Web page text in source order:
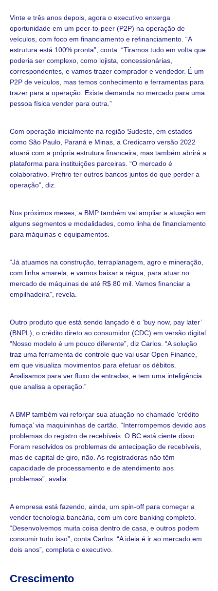
Vinte e três anos depois, agora o executivo enxerga
oportunidade em um peer-to-peer (P2P) na operação de
veículos, com foco em financiamento e refinanciamento. “A
estrutura está 100% pronta”, conta. “Tiramos tudo em volta que
poderia ser complexo, como lojista, concessionárias,
correspondentes, e vamos trazer comprador e vendedor. É um
P2P de veículos, mas temos conhecimento e ferramentas para
trazer para a operação. Existe demanda no mercado para uma
pessoa física vender para outra.”
Com operação inicialmente na região Sudeste, em estados
como São Paulo, Paraná e Minas, a Credicarro versão 2022
atuará com a própria estrutura financeira, mas também abrirá a
plataforma para instituições parceiras. “O mercado é
colaborativo. Prefiro ter outros bancos juntos do que perder a
operação”, diz.
Nos próximos meses, a BMP também vai ampliar a atuação em
alguns segmentos e modalidades, como linha de financiamento
para máquinas e equipamentos.
“Já atuamos na construção, terraplanagem, agro e mineração,
com linha amarela, e vamos baixar a régua, para atuar no
mercado de máquinas de até R$ 80 mil. Vamos financiar a
empilhadeira”, revela.
Outro produto que está sendo lançado é o ‘buy now, pay later’
(BNPL), o crédito direto ao consumidor (CDC) em versão digital.
“Nosso modelo é um pouco diferente”, diz Carlos. “A solução
traz uma ferramenta de controle que vai usar Open Finance,
em que visualiza movimentos para efetuar os débitos.
Analisamos para ver fluxo de entradas, e tem uma inteligência
que analisa a operação.”
A BMP também vai reforçar sua atuação no chamado ‘crédito
fumaça’ via maquininhas de cartão. “Interrompemos devido aos
problemas do registro de recebíveis. O BC está ciente disso.
Foram resolvidos os problemas de antecipação de recebíveis,
mas de capital de giro, não. As registradoras não têm
capacidade de processamento e de atendimento aos
problemas”, avalia.
A empresa está fazendo, ainda, um spin-off para começar a
vender tecnologia bancária, com um core banking completo.
“Desenvolvemos muita coisa dentro de casa, e outros podem
consumir tudo isso”, conta Carlos. “A ideia é ir ao mercado em
dois anos”, completa o executivo.
Crescimento